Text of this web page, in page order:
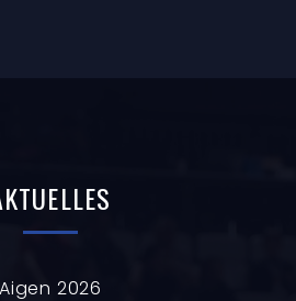
Aigen 2026